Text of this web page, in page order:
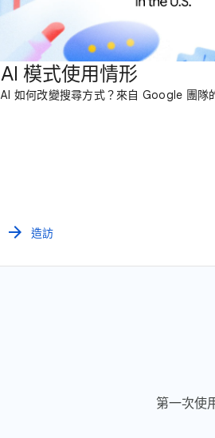
AI 模式使用情形
AI 如何改變搜尋方式？來自 Google 團隊
arrow_forward 造訪
第一次使